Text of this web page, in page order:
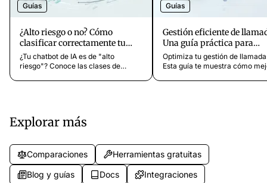
Guías
¿Alto riesgo o no? Cómo
clasificar correctamente tu
servicio de atención al cliente
basado en IA
¿Tu chatbot de IA es de "alto
riesgo"? Conoce las clases de
Guías
Gestión eficiente de
Una guía práctica para
empresas
Optimiza tu gestión de
Esta guía te muestra cómo
Explorar más
Comparaciones
Herramientas gratuitas
Blog y guías
Docs Integraciones